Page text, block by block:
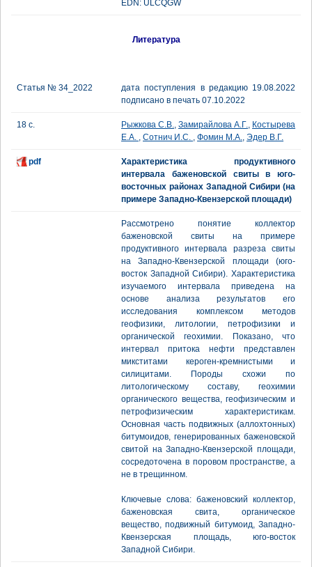
EDN: ULCQGW
Литература
Статья № 34_2022
дата поступления в редакцию 19.08.2022
подписано в печать 07.10.2022
18 с. Рыжкова С.В., Замирайлова А.Г., Костырева
Е.А. , Сотнич И.С. , Фомин М.А., Эдер В.Г.
pdf
Характеристика продуктивного
интервала баженовской свиты в юго-
восточных районах Западной Сибири (на
примере Западно-Квензерской площади)
Рассмотрено понятие коллектор
баженовской свиты на примере
продуктивного интервала разреза свиты
на Западно-Квензерской площади (юго-
восток Западной Сибири). Характеристика
изучаемого интервала приведена на
основе анализа результатов его
исследования комплексом методов
геофизики, литологии, петрофизики и
органической геохимии. Показано, что
интервал притока нефти представлен
микститами кероген-кремнистыми и
силицитами. Породы схожи по
литологическому составу, геохимии
органического вещества, геофизическим и
петрофизическим характеристикам.
Основная часть подвижных (аллохтонных)
битумоидов, генерированных баженовской
свитой на Западно-Квензерской площади,
сосредоточена в поровом пространстве, а
не в трещинном.
Ключевые слова: баженовский коллектор,
баженовская свита, органическое
вещество, подвижный битумоид, Западно-
Квензерская площадь, юго-восток
Западной Сибири.